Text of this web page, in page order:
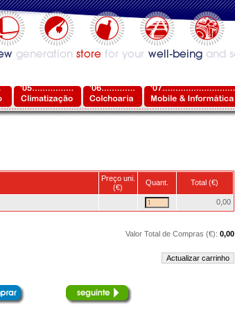
Preço uni.
(€)
Quant. Total (€)
0,00
Valor Total de Compras (€): 0,00
Actualizar carrinho